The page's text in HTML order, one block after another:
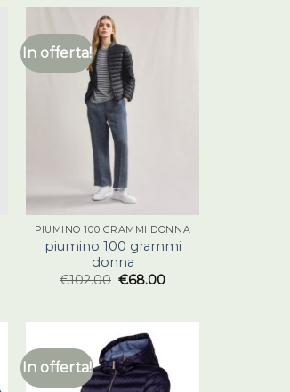
In offerta!
PIUMINO 100 GRAMMI DONNA
piumino 100 grammi
donna
€102.00 €68.00
In offerta!